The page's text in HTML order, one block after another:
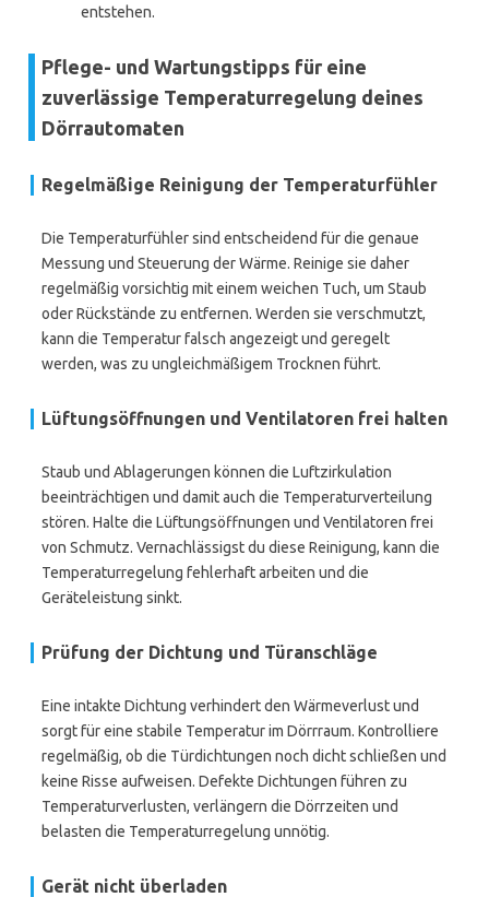
entstehen.
Pflege- und Wartungstipps für eine
zuverlässige Temperaturregelung deines
Dörrautomaten
Regelmäßige Reinigung der Temperaturfühler
Die Temperaturfühler sind entscheidend für die genaue
Messung und Steuerung der Wärme. Reinige sie daher
regelmäßig vorsichtig mit einem weichen Tuch, um Staub
oder Rückstände zu entfernen. Werden sie verschmutzt,
kann die Temperatur falsch angezeigt und geregelt
werden, was zu ungleichmäßigem Trocknen führt.
Lüftungsöffnungen und Ventilatoren frei halten
Staub und Ablagerungen können die Luftzirkulation
beeinträchtigen und damit auch die Temperaturverteilung
stören. Halte die Lüftungsöffnungen und Ventilatoren frei
von Schmutz. Vernachlässigst du diese Reinigung, kann die
Temperaturregelung fehlerhaft arbeiten und die
Geräteleistung sinkt.
Prüfung der Dichtung und Türanschläge
Eine intakte Dichtung verhindert den Wärmeverlust und
sorgt für eine stabile Temperatur im Dörrraum. Kontrolliere
regelmäßig, ob die Türdichtungen noch dicht schließen und
keine Risse aufweisen. Defekte Dichtungen führen zu
Temperaturverlusten, verlängern die Dörrzeiten und
belasten die Temperaturregelung unnötig.
Gerät nicht überladen